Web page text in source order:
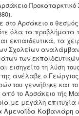
Προκαταρκτικό
στο Αρσάκειο ο θεσμός
όλα τα προβλήματα
εκπαιδευτικά, τα
Σχολείων
των
εισηγείτο τη λύση
ανέλαβε ο Γεώργιος
του γεννήθηκε και
το Αρσάκειο τής
με μεγάλη επιτυχία
Αμεναΐδα Καβανιάρη